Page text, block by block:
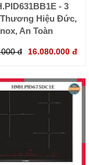
- 3
Hiệu Đức,
An Toàn
đ 16.080.000 đ